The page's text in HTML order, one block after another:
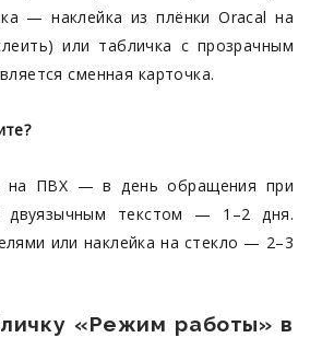
— наклейка из плёнки Oracal на
или табличка с прозрачным
сменная карточка.
на ПВХ — в день обращения при
двуязычным текстом — 1–2 дня.
или наклейка на стекло — 2–3
«Режим работы» в